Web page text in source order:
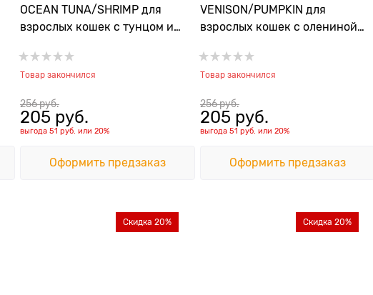
OCEAN TUNA/SHRIMP для
взрослых кошек с тунцом и
Товар закончился
256 руб.
205 руб.
выгода 51 руб. или 20%
Оформить предзаказ
VENISON/PUMPKIN для
взрослых кошек с олениной
Товар закончился
256 руб.
205 руб.
выгода 51 руб. или 20%
Оформить предзаказ
Скидка 20% Скидка 20%